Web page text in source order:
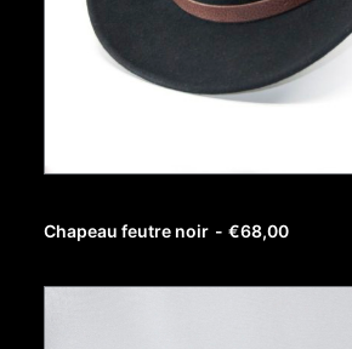
AJOUTER AU PANIER
Chapeau feutre noir €68,00